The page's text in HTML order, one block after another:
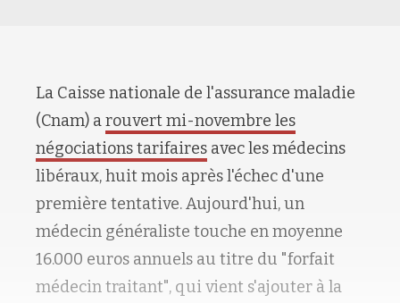
La Caisse nationale de l'assurance maladie
(Cnam) arouvert mi-novembre les
négociations tarifaires avec les médecins
libéraux, huit mois après l'échec d'une
première tentative.Aujourd'hui, un
médecin généraliste touche en moyenne
16.000 euros annuels au titre du "forfait
médecin traitant", qui vient s'ajouter à la